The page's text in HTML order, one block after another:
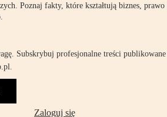
Poznaj fakty, które kształtują biznes, prawo
Subskrybuj profesjonalne treści publikowane
Zaloguj się